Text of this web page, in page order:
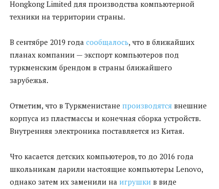
Hongkong Limited для производства компьютерной
техники на территории страны.
В сентябре 2019 года сообщалось, что в ближайших
планах компании — экспорт компьютеров под
туркменским брендом в страны ближайшего
зарубежья.
Отметим, что в Туркменистане производятся внешние
корпуса из пластмассы и конечная сборка устройств.
Внутренняя электроника поставляется из Китая.
Что касается детских компьютеров, то до 2016 года
школьникам дарили настоящие компьютеры Lenovo,
однако затем их заменили на игрушки в виде